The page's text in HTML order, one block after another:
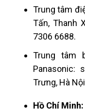
Trung tâm
Tấn, Thanh
7306 6688.
Trung tâm
Panasonic:
Trưng, Hà
Hồ Chí Minh: